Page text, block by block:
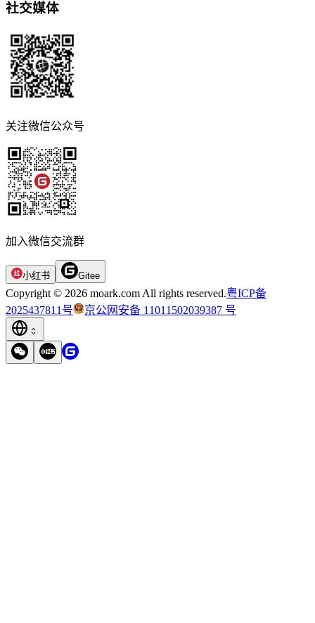
社交媒体
关注微信公众号
加入微信交流群
小红书 Gitee
Copyright © 2026 moark.com All rights reserved.粤ICP备
2025437811号
京公网安备 11011502039387 号